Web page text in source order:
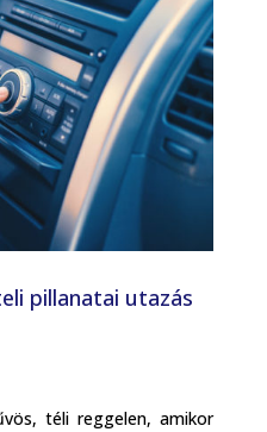
pillanatai utazás
téli reggelen, amikor